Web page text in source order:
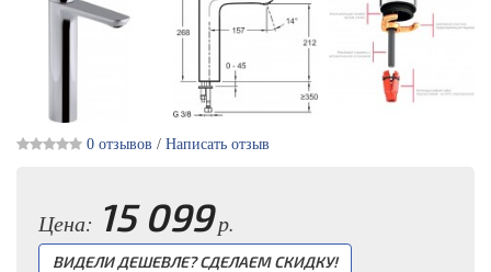
0 отзывов / Написать отзыв
Цена: 15 099р.
ВИДЕЛИ ДЕШЕВЛЕ? СДЕЛАЕМ СКИДКУ!